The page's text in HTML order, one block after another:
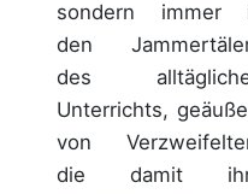
sondern immer
den
des
Unterrichts,
von
die damit